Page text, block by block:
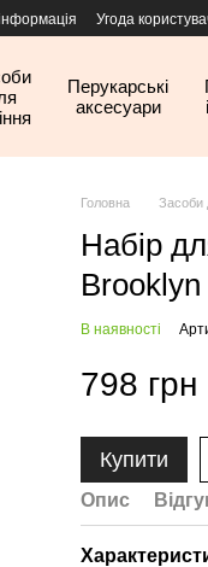
Угода
Перукарські
аксесуари
Головна Засоби
Набір
В наявності
798 грн
Купити
Опис